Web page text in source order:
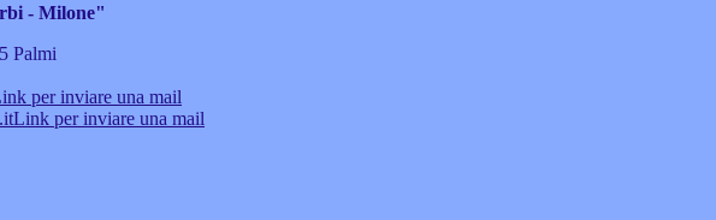
- Milone"
Palmi
per inviare una mail
Link per inviare una mail